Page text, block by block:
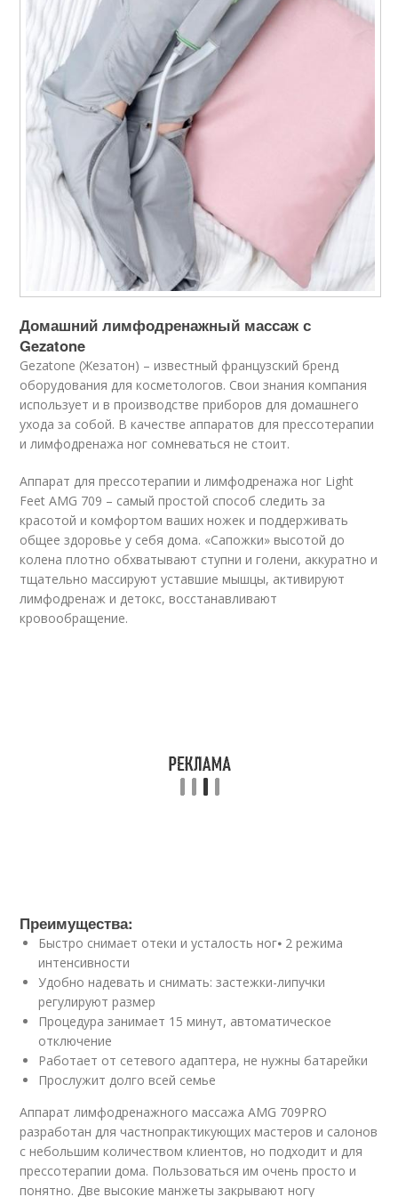
Домашний лимфодренажный массаж с
Gezatone
Gezatone (Жезатон) – известный французский бренд
оборудования для косметологов. Свои знания компания
использует и в производстве приборов для домашнего
ухода за собой. В качестве аппаратов для прессотерапии
и лимфодренажа ног сомневаться не стоит.
Аппарат для прессотерапии и лимфодренажа ног Light
Feet AMG 709 – самый простой способ следить за
красотой и комфортом ваших ножек и поддерживать
общее здоровье у себя дома. «Сапожки» высотой до
колена плотно обхватывают ступни и голени, аккуратно и
тщательно массируют уставшие мышцы, активируют
лимфодренаж и детокс, восстанавливают
кровообращение.
Преимущества:
Быстро снимает отеки и усталость ног⦁ 2 режима
интенсивности
Удобно надевать и снимать: застежки-липучки
регулируют размер
Процедура занимает 15 минут, автоматическое
отключение
Работает от сетевого адаптера, не нужны батарейки
Прослужит долго всей семье
Аппарат лимфодренажного массажа AMG 709PRO
разработан для частнопрактикующих мастеров и салонов
с небольшим количеством клиентов, но подходит и для
прессотерапии дома. Пользоваться им очень просто и
понятно. Две высокие манжеты закрывают ногу